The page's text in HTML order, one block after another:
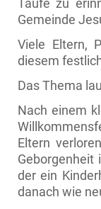
Taufe zu
Gemeinde
Viele Eltern,
diesem
Das Thema
Nach einem
Eltern
Geborgenheit
der ein
danach wie